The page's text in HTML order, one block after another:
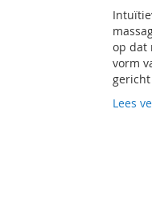
op dat
vorm
Lees